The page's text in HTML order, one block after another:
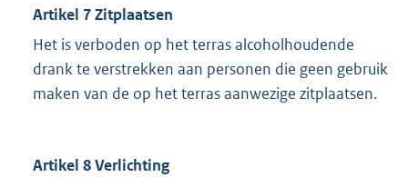
Artikel 7 Zitplaatsen
Het is verboden op het terras alcoholhoudende
drank te verstrekken aan personen die geen gebruik
maken van de op het terras aanwezige zitplaatsen.
Artikel 8 Verlichting